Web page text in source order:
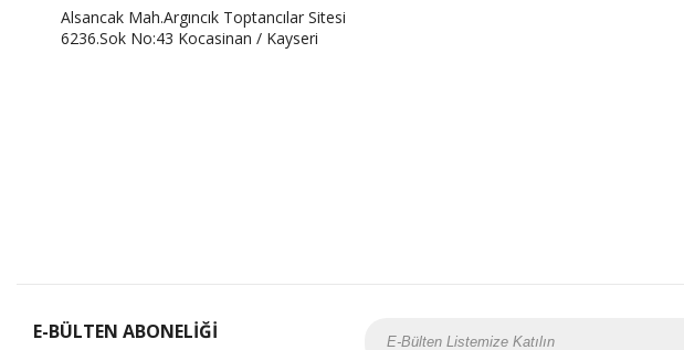
Alsancak Mah.Argıncık Toptancılar Sitesi
6236.Sok No:43 Kocasinan / Kayseri
E-BÜLTEN ABONELİĞİ